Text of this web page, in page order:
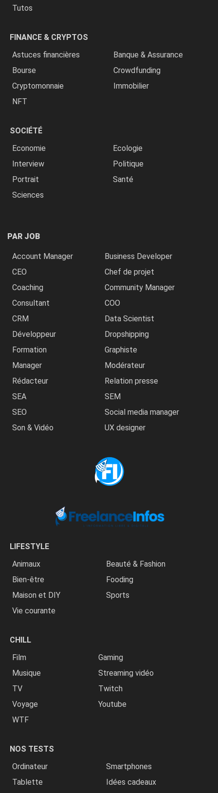
Tutos
FINANCE & CRYPTOS
Astuces financières
Banque & Assurance
Bourse
Crowdfunding
Cryptomonnaie
Immobilier
NFT
SOCIÉTÉ
Economie
Ecologie
Interview
Politique
Portrait
Santé
Sciences
PAR JOB
Account Manager
Business Developer
CEO
Chef de projet
Coaching
Community Manager
Consultant
COO
CRM
Data Scientist
Développeur
Dropshipping
Formation
Graphiste
Manager
Modérateur
Rédacteur
Relation presse
SEA
SEM
SEO
Social media manager
Son & Vidéo
UX designer
LIFESTYLE
Animaux
Beauté & Fashion
Bien-être
Fooding
Maison et DIY
Sports
Vie courante
CHILL
Film
Gaming
Musique
Streaming vidéo
TV
Twitch
Voyage
Youtube
WTF
NOS TESTS
Ordinateur
Smartphones
Tablette
Idées cadeaux